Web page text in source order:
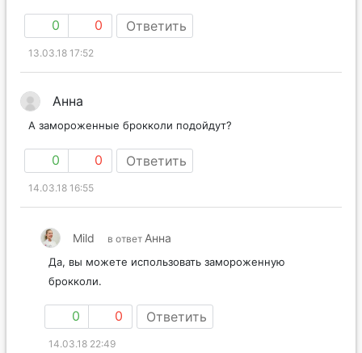
0 0 Ответить
13.03.18 17:52
Анна
А замороженные брокколи подойдут?
0 0 Ответить
14.03.18 16:55
Mild в ответ Анна
Да, вы можете использовать замороженную
брокколи.
0 0 Ответить
14.03.18 22:49